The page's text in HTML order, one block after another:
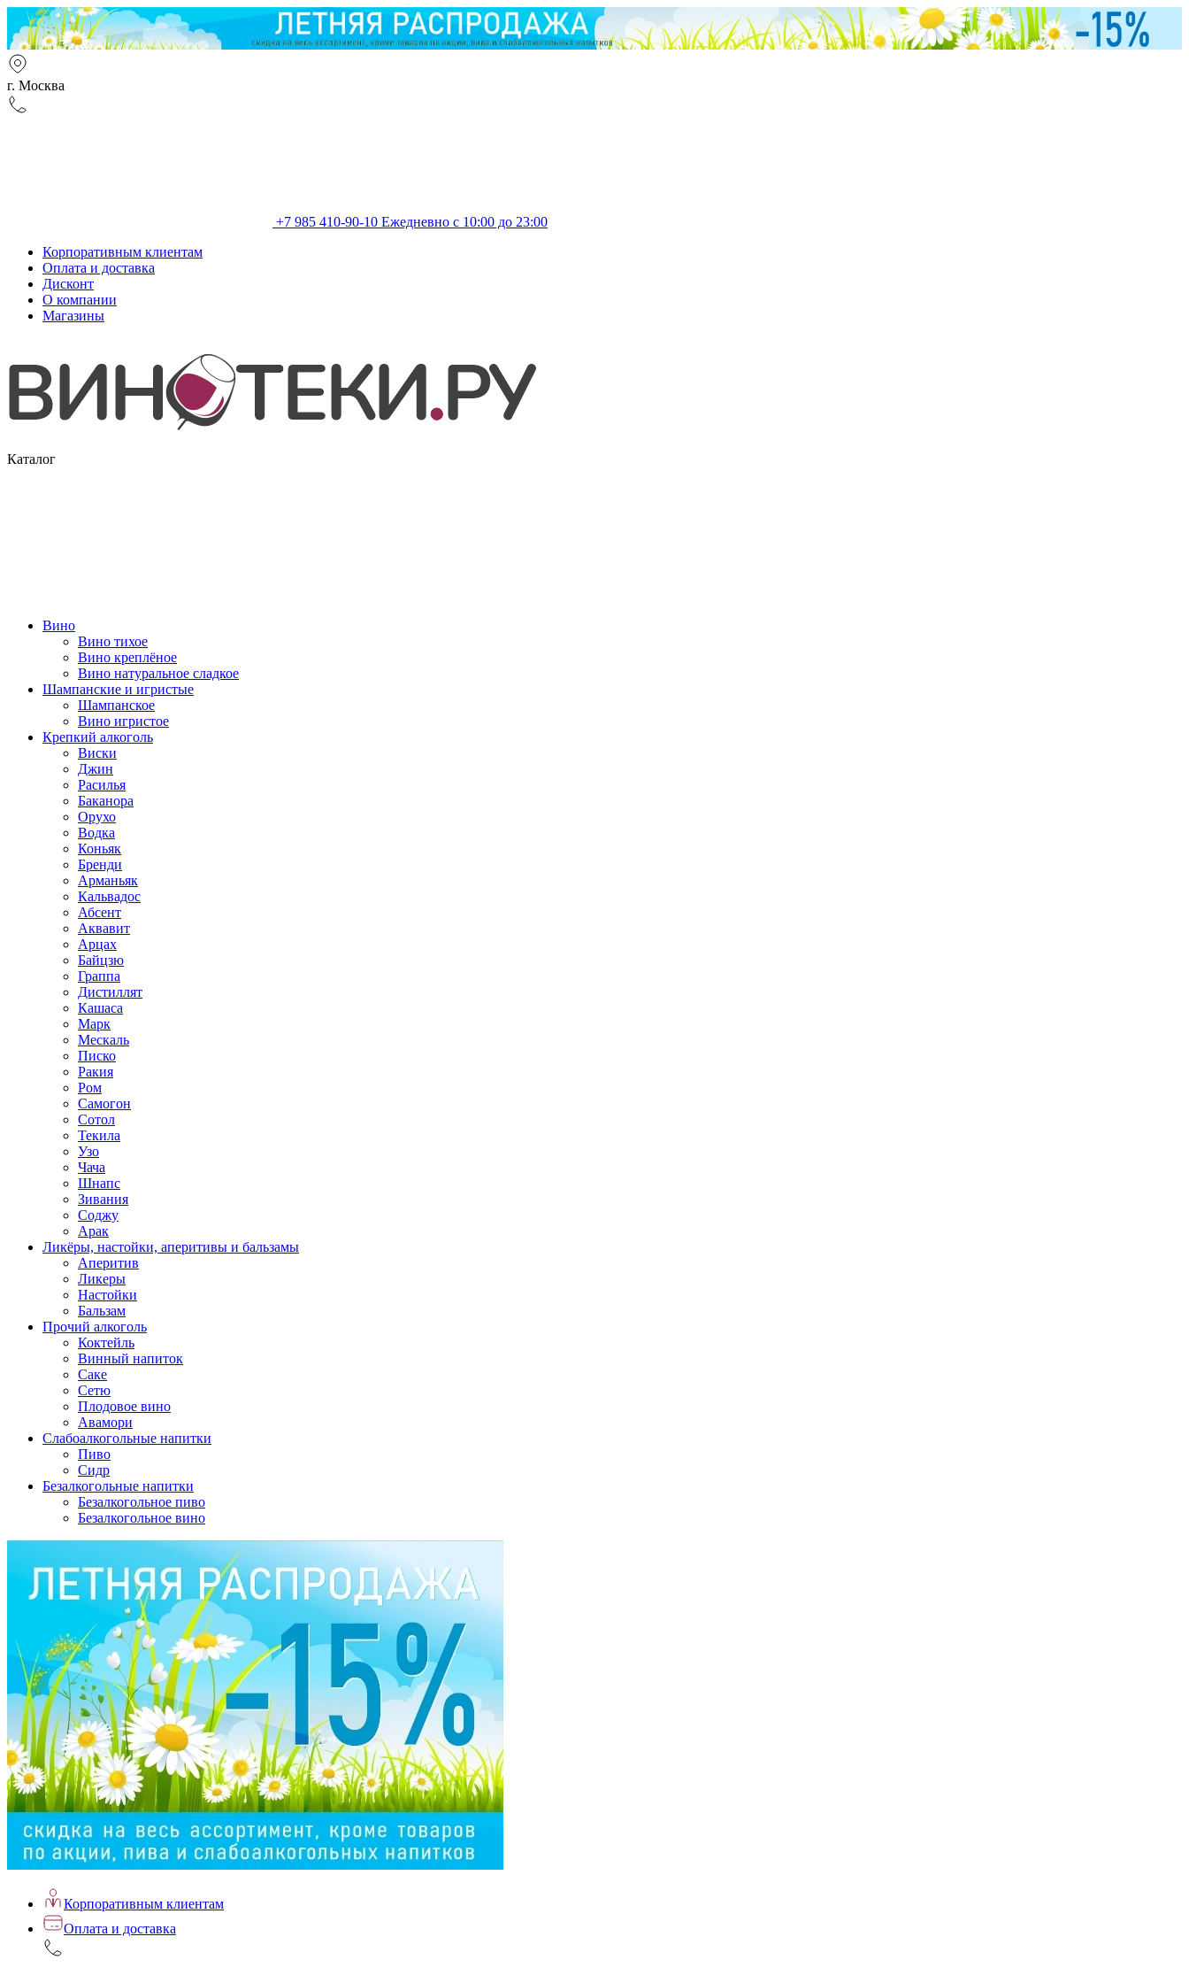
г. Москва
+7 985 410-90-10 Ежедневно с 10:00 до 23:00
Корпоративным клиентам
Оплата и доставка
Дисконт
О компании
Магазины
Каталог
Вино
Вино тихое
Вино креплёное
Вино натуральное сладкое
Шампанские и игристые
Шампанское
Вино игристое
Крепкий алкоголь
Виски
Джин
Расилья
Баканора
Орухо
Водка
Коньяк
Бренди
Арманьяк
Кальвадос
Абсент
Аквавит
Арцах
Байцзю
Граппа
Дистиллят
Кашаса
Марк
Мескаль
Писко
Ракия
Ром
Самогон
Сотол
Текила
Узо
Чача
Шнапс
Зивания
Соджу
Арак
Ликёры, настойки, аперитивы и бальзамы
Аперитив
Ликеры
Настойки
Бальзам
Прочий алкоголь
Коктейль
Винный напиток
Саке
Сетю
Плодовое вино
Авамори
Слабоалкогольные напитки
Пиво
Сидр
Безалкогольные напитки
Безалкогольное пиво
Безалкогольное вино
Корпоративным клиентам
Оплата и доставка